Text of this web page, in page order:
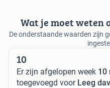
Wat je moet weten
De onderstaande waarden zijn
10
Er zijn afgelopen week 10
toegevoegd voor Leeg